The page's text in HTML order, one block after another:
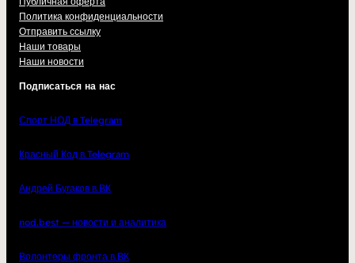
Политика конфиденциальности
Отправить ссылку
Наши товары
Наши новости
Подписаться на нас
Спорт НОД в Telegram
Красный Код в Telegram
Андрей Бугаков в ВК
nod.best — новости и аналитика
Волонтеры фронта в ВК